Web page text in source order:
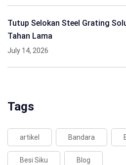
Tutup Selokan Steel Grating
Tahan Lama
July 14, 2026
Tags
artikel Bandara
Besi Siku Blog